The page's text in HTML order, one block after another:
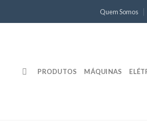
Quem Somos
PRODUTOS MÁQUINAS